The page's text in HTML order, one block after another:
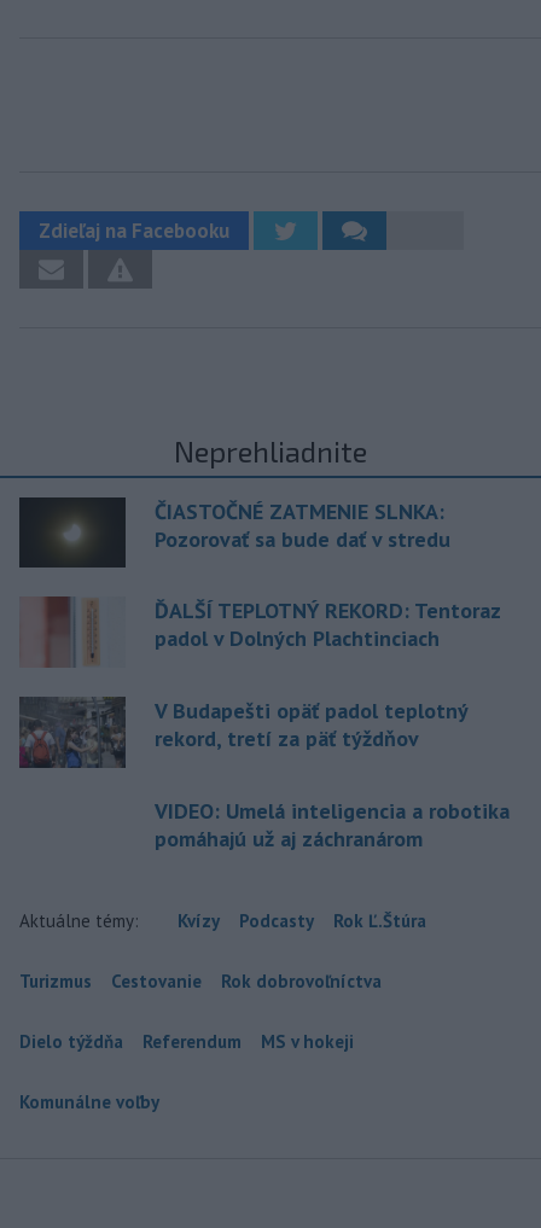
Zdieľaj na Facebooku
Neprehliadnite
ČIASTOČNÉ ZATMENIE SLNKA:
Pozorovať sa bude dať v stredu
ĎALŠÍ TEPLOTNÝ REKORD: Tentoraz
padol v Dolných Plachtinciach
V Budapešti opäť padol teplotný
rekord, tretí za päť týždňov
VIDEO: Umelá inteligencia a robotika
pomáhajú už aj záchranárom
Aktuálne témy: Kvízy Podcasty Rok Ľ.Štúra
Turizmus Cestovanie Rok dobrovoľníctva
Dielo týždňa Referendum MS v hokeji
Komunálne voľby